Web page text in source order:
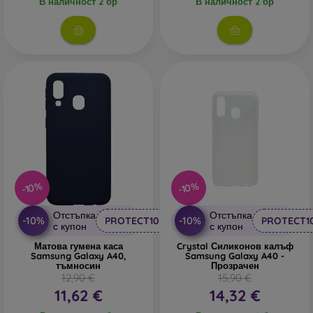
В нашия онлайн магазин
ще намерите десетки
интересни калъфи за телефони, изработени от различни
материали. Просто изберете този, който е за вас.
-10%
-10%
Отстъпка
с купон
PROTECT10
Матова гумена каса
Samsung Galaxy A40,
тъмносин
12,90 €
11,62 €
-10%
-10%
Отстъпка
с купон
Crystal Силиконов калъф
Samsung Galaxy A40 -
Прозрачен
15,90 €
14,32 €